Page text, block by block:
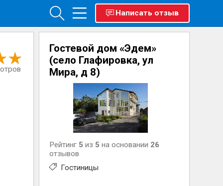
Написать отзыв
Гостевой дом «Эдем»
(село Глафировка, ул
Мира, д 8)
Рейтинг 5 из 5 на основании 26
отзывов
Гостиницы